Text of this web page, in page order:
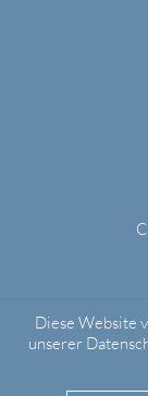
Diese Website
unserer